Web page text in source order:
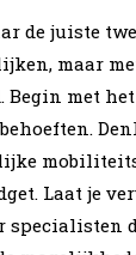
de juiste
maar
Begin met
Laat je
specialisten